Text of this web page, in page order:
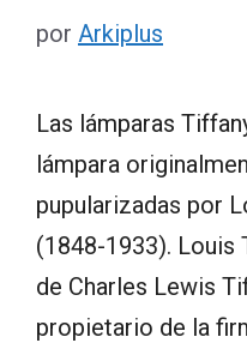
por Arkiplus
Las lámparas
lámpara
pupularizadas por
(1848-1933). Louis
de Charles Lewis
propietario de la